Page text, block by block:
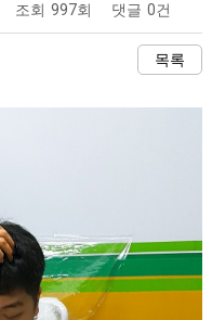
조회 997회 댓글 0건
목록